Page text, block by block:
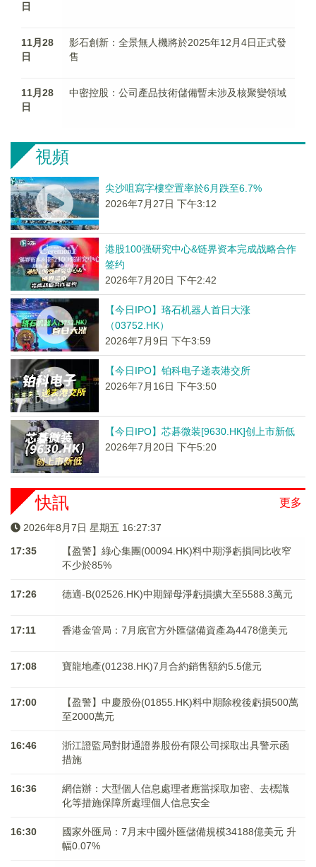
日
11月28
日
影石創新：全景無人機將於2025年12月4日正式發
售
11月28
日
中密控股：公司產品技術儲備暫未涉及核聚變領域
視頻
尖沙咀寫字樓空置率於6月跌至6.7%
2026年7月27日 下午3:12
港股100强研究中心&链界资本完成战略合作
签约
2026年7月20日 下午2:42
【今日IPO】珞石机器人首日大涨
（03752.HK）
2026年7月9日 下午3:59
【今日IPO】铂科电子递表港交所
2026年7月16日 下午3:50
【今日IPO】芯碁微装[9630.HK]创上市新低
2026年7月20日 下午5:20
更多
快訊
2026年8月7日 星期五 16:27:37
17:35
【盈警】綠心集團(00094.HK)料中期淨虧損同比收窄
不少於85%
17:26 德適-B(02526.HK)中期歸母淨虧損擴大至5588.3萬元
17:11 香港金管局：7月底官方外匯儲備資產為4478億美元
17:08 寶龍地產(01238.HK)7月合約銷售額約5.5億元
17:00
【盈警】中慶股份(01855.HK)料中期除稅後虧損500萬
至2000萬元
16:46
浙江證監局對財通證券股份有限公司採取出具警示函
措施
16:36
網信辦：大型個人信息處理者應當採取加密、去標識
化等措施保障所處理個人信息安全
16:30
國家外匯局：7月末中國外匯儲備規模34188億美元 升
幅0.07%